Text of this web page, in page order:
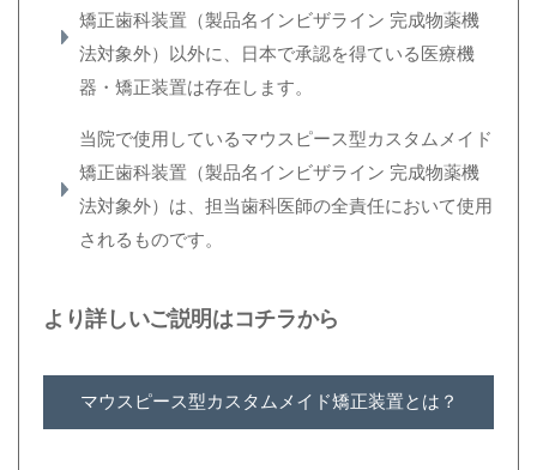
矯正歯科装置（製品名インビザライン 完成物薬機
法対象外）以外に、日本で承認を得ている医療機
器・矯正装置は存在します。
当院で使用しているマウスピース型カスタムメイド
矯正歯科装置（製品名インビザライン 完成物薬機
法対象外）は、担当歯科医師の全責任において使用
されるものです。
より詳しいご説明はコチラから
マウスピース型カスタムメイド矯正装置とは？